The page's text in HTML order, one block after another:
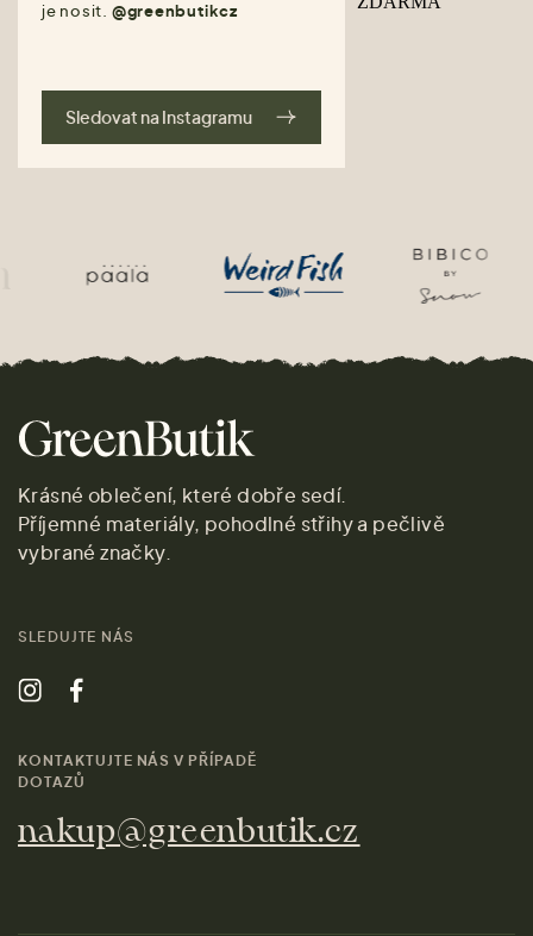
je nosit. @greenbutikcz
Sledovat na Instagramu
Krásné oblečení, které dobře sedí.
Příjemné materiály, pohodlné střihy a pečlivě
vybrané značky.
SLEDUJTE NÁS
KONTAKTUJTE NÁS V PŘÍPADĚ
DOTAZŮ
nakup@greenbutik.cz